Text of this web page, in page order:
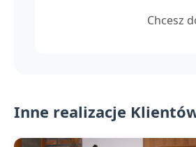
Chcesz
Inne realizacje